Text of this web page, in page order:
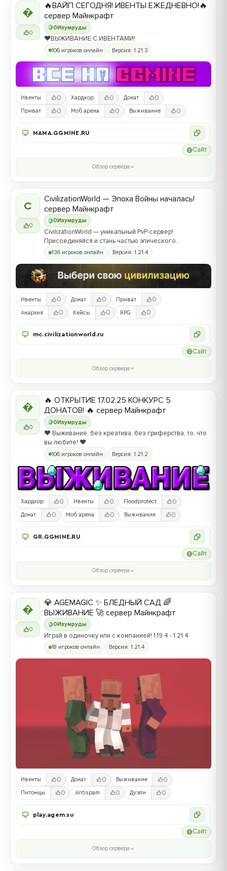

0
0Изумруды
🔥ВАЙП СЕГОДНЯ! ИВЕНТЫ ЕЖЕДНЕВНО!🔥
сервер Майнкрафт
❤️ВЫЖИВАНИЕ С ИВЕНТАМИ!
106 игроков онлайн Версия: 1.21.3
Ивенты 0 Хардкор 0 Донат 0
Приват 0 Моб арена 0 Выживание 0
MAMA.GGMINE.RU
Сайт
Обзор сервера
C
0
0 Изумруды
CivilizationWorld — Эпоха Войны началась!
сервер Майнкрафт
CivilizationWorld — уникальный PvP-сервер!
Присоединяйся и стань частью эпического
противостояния между Альвами и Йотунами!
136 игроков онлайн Версия: 1.21.4
Ивенты 0 Донат 0 Приват 0
Анархия 0 Кейсы 0 RPG 0
mc.civilizationworld.ru
Сайт
Обзор сервера

0
0Изумруды
🔥 ОТКРЫТИЕ 17.02.25 КОНКУРС 5
ДОНАТОВ! 🔥 сервер Майнкрафт
❤️ Выживание, без креатива, без гриферства, то, что
вы любите! ❤️
106 игроков онлайн Версия: 1.21.2
Хардкор 0 Ивенты 0 Floodprotect 0
Донат 0 Моб арена 0 Выживание 0
GR.GGMINE.RU
Сайт
Обзор сервера

0
0 Изумруды
💎 AGEMAGIC ✨ БЛЕДНЫЙ САД 🌈
ВЫЖИВАНИЕ 🚀 сервер Майнкрафт
Играй в одиночку или с компанией! 1.19.4 - 1.21.4
18 игроков онлайн Версия: 1.21.4
Ивенты 0 Донат 0 Выживание 0
Питомцы 0 Antispam 0 Дуэли 0
play.agem.su
Сайт
Обзор сервера